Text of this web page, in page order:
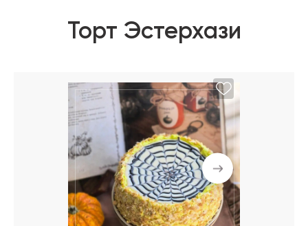
Торт Эстерхази